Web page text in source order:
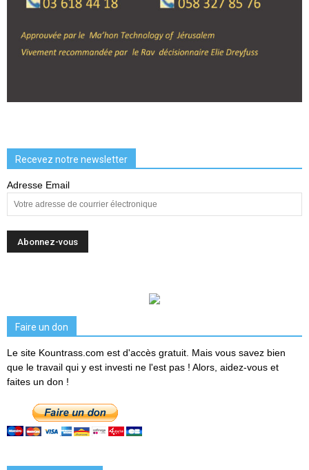
Recevez notre newsletter
Adresse Email
Faire un don
Le site Kountrass.com est d'accès gratuit. Mais vous savez bien
que le travail qui y est investi ne l'est pas ! Alors, aidez-vous et
faites un don !